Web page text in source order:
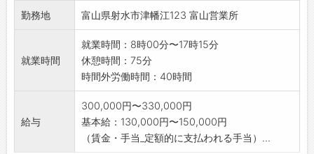
勤務地 富山県射水市津幡江123 富山営業所
就業時間
就業時間：8時00分〜17時15分
休憩時間：75分
時間外労働時間：40時間
給与
300,000円〜330,000円
基本給：130,000円〜150,000円
（賃金・手当_定額的に支払われる手当）...